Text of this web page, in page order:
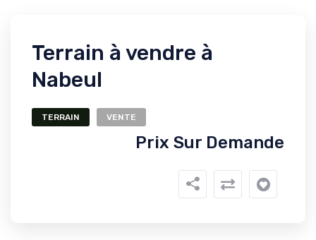
Terrain à vendre à
Nabeul
TERRAIN VENTE
Prix Sur Demande